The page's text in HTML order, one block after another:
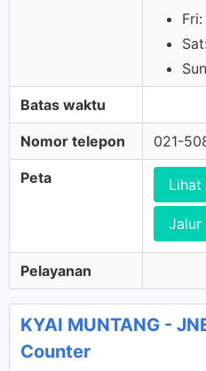
Batas waktu
Nomor telepon 021-
Peta Lihat
Jalur
Pelayanan
KYAI MUNTANG -
Counter